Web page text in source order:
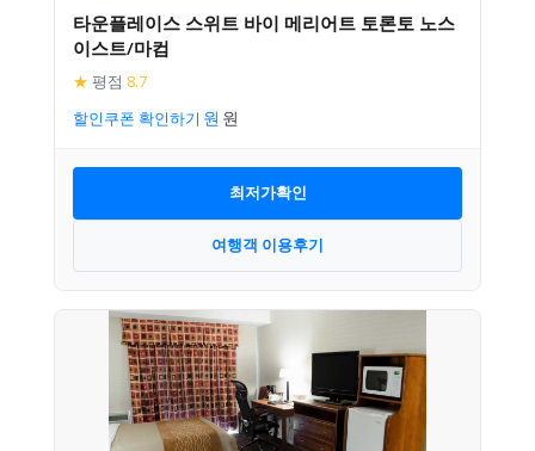
타운플레이스 스위트 바이 메리어트 토론토 노스
이스트/마컴
★ 평점 8.7
할인쿠폰 확인하기
최저가확인
여행객 이용후기